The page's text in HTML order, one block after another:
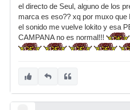
el directo de Seul, alguno de los
marca es eso?? xq por muxo
el sonido me vuelve lokito y esa
CAMPANA no es normal!!!